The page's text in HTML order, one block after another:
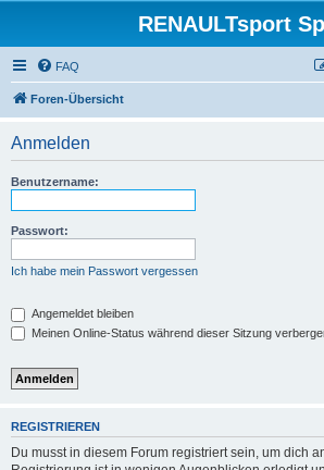
RENAULTsport
FAQ
Foren-Übersicht
Anmelden
Benutzername:
Passwort:
Ich habe mein Passwort vergessen
Angemeldet bleiben
Meinen Online-Status während dieser Sitzung
REGISTRIEREN
Du musst in diesem Forum registriert sein, um dich